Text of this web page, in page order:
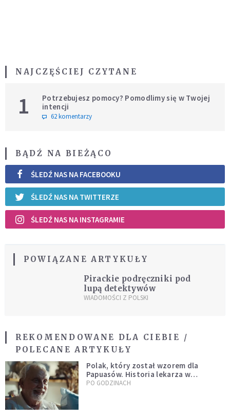
NAJCZĘŚCIEJ CZYTANE
1
Potrzebujesz pomocy? Pomodlimy się w Twojej
intencji
62 komentarzy
BĄDŹ NA BIEŻĄCO
ŚLEDŹ NAS NA FACEBOOKU
ŚLEDŹ NAS NA TWITTERZE
ŚLEDŹ NAS NA INSTAGRAMIE
POWIĄZANE ARTYKUŁY
Pirackie podręczniki pod
lupą detektywów
WIADOMOŚCI Z POLSKI
REKOMENDOWANE DLA CIEBIE /
POLECANE ARTYKUŁY
Polak, który został wzorem dla
Papuasów. Historia lekarza w
sutannie, który uleczył dżunglę
PO GODZINACH